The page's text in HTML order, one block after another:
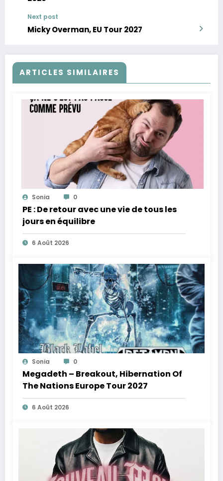
Next post
Micky Overman, EU Tour 2027
ARTICLES SIMILAIRES
Sonia 0
PE : De retour avec une vie de tous les
jours en équilibre
6 Août 2026
Sonia 0
Megadeth – Breakout, Hibernation Of
The Nations Europe Tour 2027
6 Août 2026